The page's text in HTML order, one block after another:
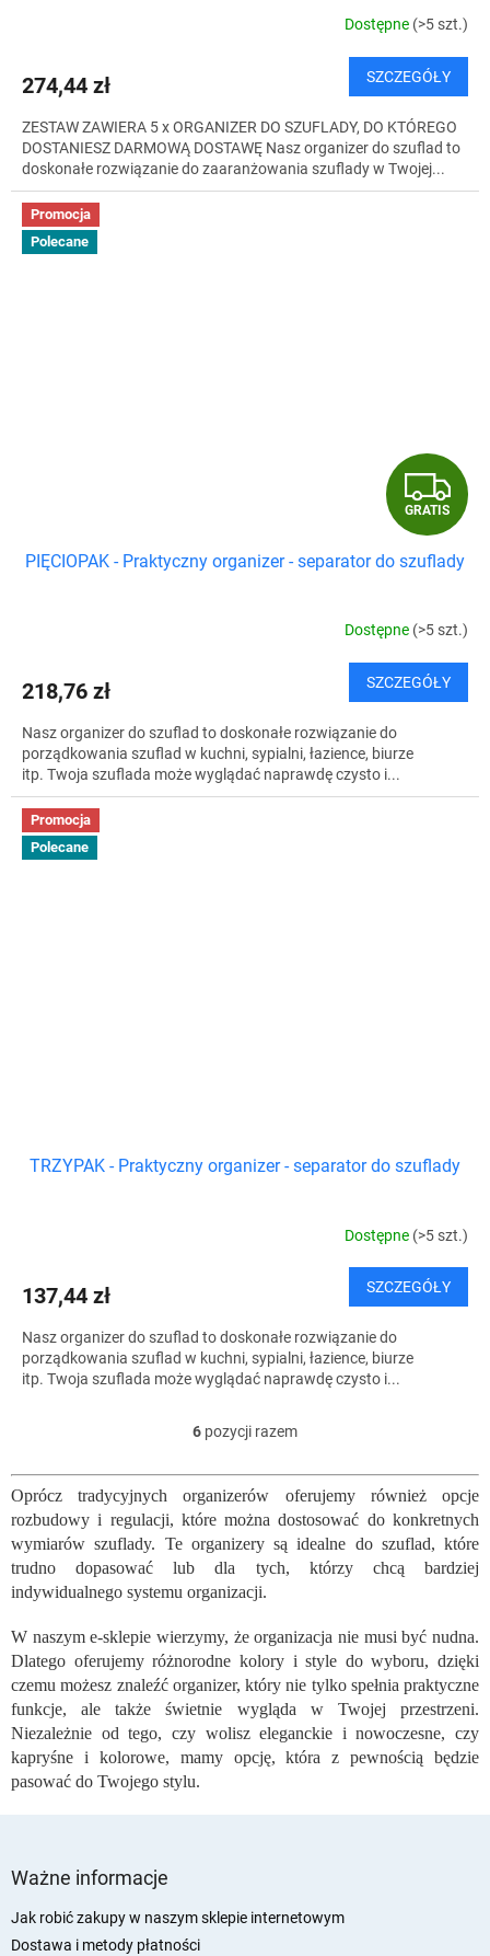
T
I
S
Dostępne (>5 szt.)
274,44 zł SZCZEGÓŁY
ZESTAW ZAWIERA 5 x ORGANIZER DO SZUFLADY, DO KTÓREGO
DOSTANIESZ DARMOWĄ DOSTAWĘ Nasz organizer do szuflad to
doskonałe rozwiązanie do zaaranżowania szuflady w Twojej...
Promocja
Polecane
G
R
A
T
I
S
GRATIS
PIĘCIOPAK - Praktyczny organizer - separator do szuflady
Dostępne (>5 szt.)
218,76 zł SZCZEGÓŁY
Nasz organizer do szuflad to doskonałe rozwiązanie do
porządkowania szuflad w kuchni, sypialni, łazience, biurze
itp. Twoja szuflada może wyglądać naprawdę czysto i...
Promocja
Polecane
TRZYPAK - Praktyczny organizer - separator do szuflady
Dostępne (>5 szt.)
137,44 zł SZCZEGÓŁY
Nasz organizer do szuflad to doskonałe rozwiązanie do
porządkowania szuflad w kuchni, sypialni, łazience, biurze
itp. Twoja szuflada może wyglądać naprawdę czysto i...
K
n
t
r
o
k
l
i
s
t
y
6 pozycji razem
Oprócz tradycyjnych organizerów oferujemy również opcje
rozbudowy i regulacji, które można dostosować do konkretnych
wymiarów szuflady. Te organizery są idealne do szuflad, które
trudno dopasować lub dla tych, którzy chcą bardziej
indywidualnego systemu organizacji.
W naszym e-sklepie wierzymy, że organizacja nie musi być nudna.
Dlatego oferujemy różnorodne kolory i style do wyboru, dzięki
czemu możesz znaleźć organizer, który nie tylko spełnia praktyczne
funkcje, ale także świetnie wygląda w Twojej przestrzeni.
Niezależnie od tego, czy wolisz eleganckie i nowoczesne, czy
kapryśne i kolorowe, mamy opcję, która z pewnością będzie
pasować do Twojego stylu.
Ważne informacje
Jak robić zakupy w naszym sklepie internetowym
Dostawa i metody płatności